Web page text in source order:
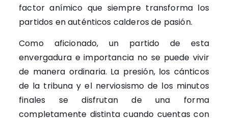
factor anímico que siempre transforma los
partidos en auténticos calderos de pasión.
Como aficionado, un partido de esta
envergadura e importancia no se puede vivir
de manera ordinaria. La presión, los cánticos
de la tribuna y el nerviosismo de los minutos
finales se disfrutan de una forma
completamente distinta cuando cuentas con